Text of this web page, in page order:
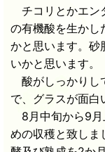
チコリとかエン
の有機酸を生かし
かと思います。砂
いかと思います。
酸がしっかりし
で、グラスが面白
8月中旬から9月
めの収穫と致しま